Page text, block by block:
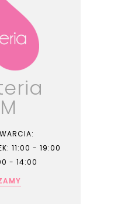
11:00 - 19:00
- 14:00